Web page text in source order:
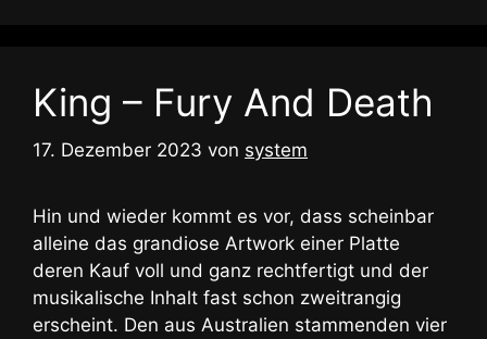
King – Fury And Death
17. Dezember 2023 von system
Hin und wieder kommt es vor, dass scheinbar
alleine das grandiose Artwork einer Platte
deren Kauf voll und ganz rechtfertigt und der
musikalische Inhalt fast schon zweitrangig
erscheint. Den aus Australien stammenden vier